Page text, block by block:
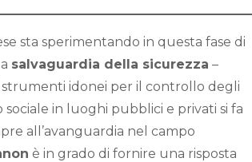
sta sperimentando in questa fase di
salvaguardia della sicurezza –
strumenti idonei per il controllo degli
in luoghi pubblici e privati si fa
all’avanguardia nel campo
è in grado di fornire una risposta